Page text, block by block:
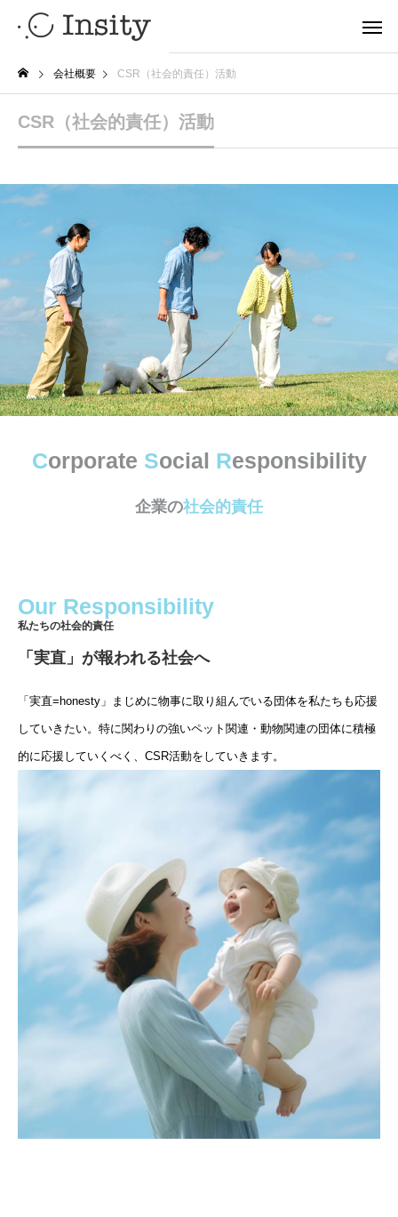
会社概要 CSR（社会的責任）活動
CSR（社会的責任）活動
Corporate Social Responsibility
企業の社会的責任
Our Responsibility
私たちの社会的責任
「実直」が報われる社会へ
「実直=honesty」まじめに物事に取り組んでいる団体を私たちも応援
していきたい。特に関わりの強いペット関連・動物関連の団体に積極
的に応援していくべく、CSR活動をしていきます。